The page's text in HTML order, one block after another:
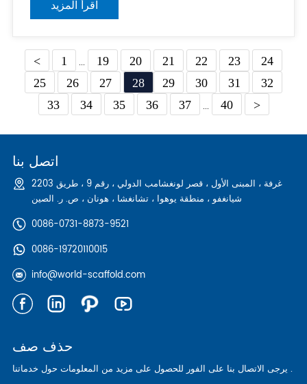
اقرأ المزيد
< 1 ... 19 20 21 22 23
24
25
26 27 28 29 30 31
32
33
34 35 36 37 ... 40 >
اتصل بنا
2203 غرفة ، المبنى الأول ، قصر لونغشامب الدولي ، رقم 9 ، طريق
شيانغفو ، منطقة يوهوا ، تشانغشا ، هونان ، ص. ر. الصين
0086-0731-8873-9521
0086-19720110015
info@world-scaffold.com
حذف صف
يرجى الاتصال بنا على الفور للحصول على مزيد من المعلومات حول خدماتنا .